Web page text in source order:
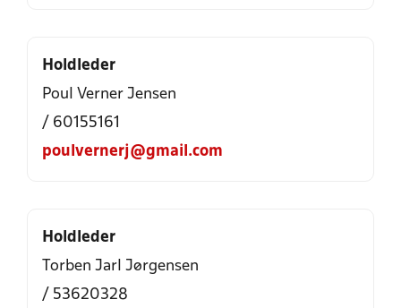
Holdleder
Poul Verner Jensen
/ 60155161
poulvernerj@gmail.com
Holdleder
Torben Jarl Jørgensen
/ 53620328